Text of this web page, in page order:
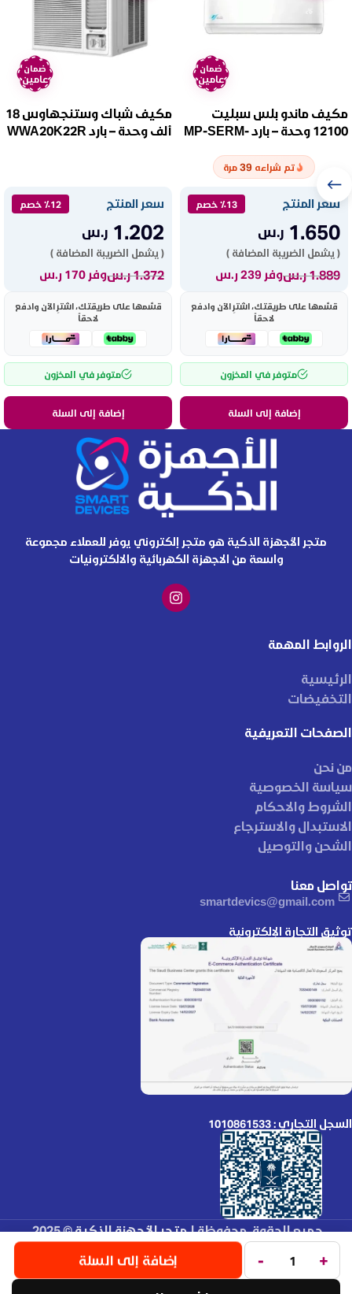
ضمان
عامين
مكيف ماندو بلس سبليت
12100 وحدة – بارد MP-SERM-
تم شراءه 39 مرة
سعر المنتج ٪13 خصم
1.650 ر.س
( يشمل الضريبة المضافة )
1.889ر.سوفر 239 ر.س
قسّمها على طريقتك، اشترِ الآن وادفع
لاحقاً
متوفر في المخزون
إضافة إلى السلة
ضمان
عامين
مكيف شباك وستنجهاوس 18
ألف وحدة – بارد WWA20K22R
سعر المنتج ٪12 خصم
1.202 ر.س
( يشمل الضريبة المضافة )
1.372ر.سوفر 170 ر.س
قسّمها على طريقتك، اشترِ الآن وادفع
لاحقاً
متوفر في المخزون
إضافة إلى السلة
متجر الأجهزة الذكية هو متجر إلكتروني يوفر للعملاء مجموعة
واسعة من الاجهزة الكهربائية والالكترونيات
الروابط المهمة
الرئيسية
التخفيضات
الصفحات التعريفية
من نحن
سياسة الخصوصية
الشروط والاحكام
الاستبدال والاسترجاع
الشحن والتوصيل
تواصل معنا
smartdevics@gmail.com
توثيق التجارة الإلكترونية
السجل التجاري : 1010861533
جميع الحقوق محفوظة لـمتجر الأجهزة الذكية© 2025.
تم التطوير بواسطة
+
- إضافة إلى السلة